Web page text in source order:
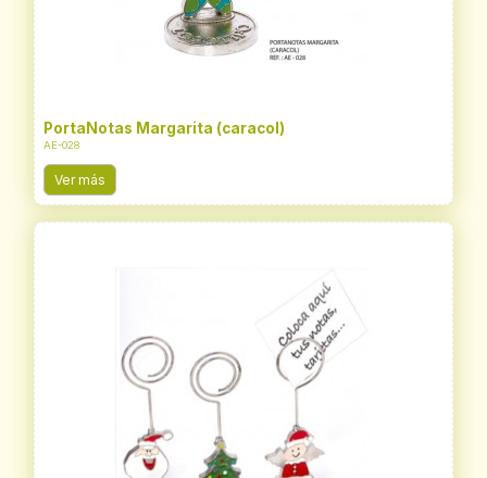
PortaNotas Margarita (caracol)
AE-028
Ver más